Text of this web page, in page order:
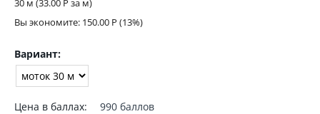
30 м (33.00 Р за м)
Вы экономите: 150.00 Р (13%)
Вариант:
Цена в баллах:
990 баллов